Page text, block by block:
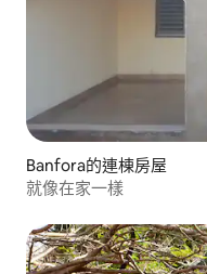
Banfora的連棟房屋
就像在家一樣